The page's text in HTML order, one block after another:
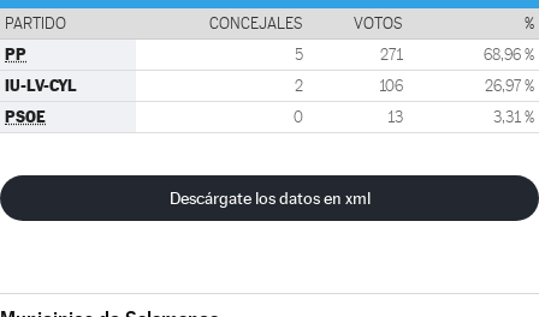
PARTIDO CONCEJALES VOTOS %
PP 5 271 68,96 %
IU-LV-CYL 2 106 26,97 %
PSOE 0 13 3,31 %
Descárgate los datos en xml